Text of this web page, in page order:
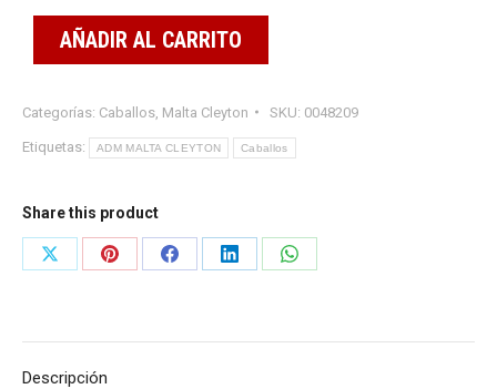
AÑADIR AL CARRITO
Categorías: Caballos Malta Cleyton SKU: 0048209
Etiquetas: ADM MALTA CLEYTON Caballos
Share this product
Share
Share
Share
Share
Share
Descripción